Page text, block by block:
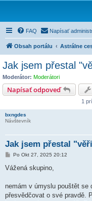
FAQ Napísať
Obsah portálu Astrálne
Jak jsem přestal
Moderátor: Moderátori
Napísať odpoveď
1
bxngdes
Návštevník
Jak jsem přestal
P
í
e
o
Po Okt 27, 2025 20:12
Vážená skupino,
nemám v úmyslu pouštět se
přesvědčovat o své pravdě.